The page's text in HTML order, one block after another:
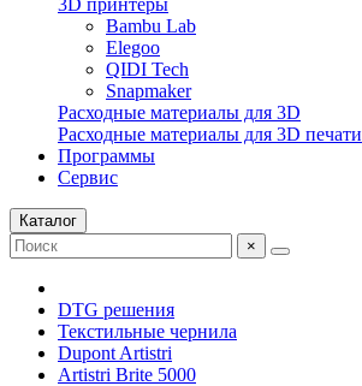
3D принтеры
Bambu Lab
Elegoo
QIDI Tech
Snapmaker
Расходные материалы для 3D
Расходные материалы для 3D печати
Программы
Сервис
Каталог
×
DTG решения
Текстильные чернила
Dupont Artistri
Artistri Brite 5000